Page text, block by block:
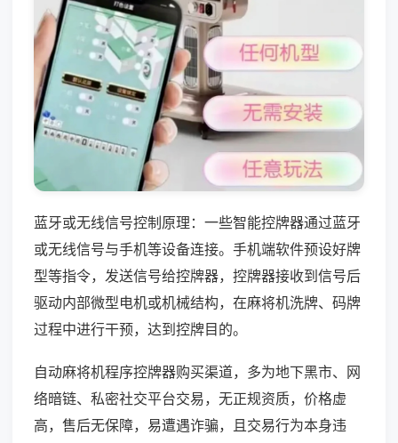
蓝牙或无线信号控制原理：一些智能控牌器通过蓝牙
或无线信号与手机等设备连接。手机端软件预设好牌
型等指令，发送信号给控牌器，控牌器接收到信号后
驱动内部微型电机或机械结构，在麻将机洗牌、码牌
过程中进行干预，达到控牌目的。
自动麻将机程序控牌器购买渠道，多为地下黑市、网
络暗链、私密社交平台交易，无正规资质，价格虚
高，售后无保障，易遭遇诈骗，且交易行为本身违